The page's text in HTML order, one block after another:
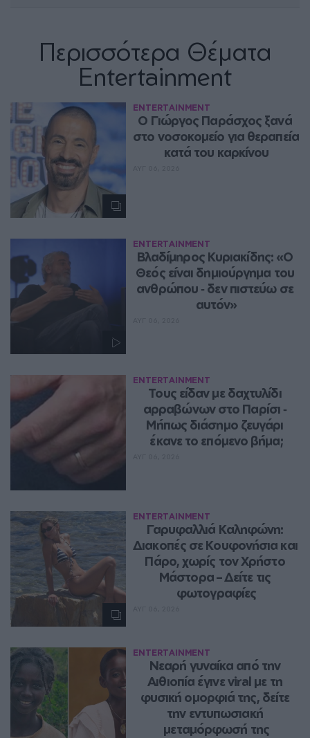
Περισσότερα Θέματα
Entertainment
ENTERTAINMENT
O Γιώργος Παράσχος ξανά
στο νοσοκομείο για θεραπεία
κατά του καρκίνου
ENTERTAINMENT
Βλαδίμηρος Κυριακίδης: «Ο
Θεός είναι δημιούργημα του
ανθρώπου ‑ δεν πιστεύω σε
αυτόν»
ENTERTAINMENT
Τους είδαν με δαχτυλίδι
αρραβώνων στο Παρίσι ‑
Μήπως διάσημο ζευγάρι
έκανε το επόμενο βήμα;
ENTERTAINMENT
Γαρυφαλλιά Καληφώνη:
Διακοπές σε Κουφονήσια και
Πάρο, χωρίς τον Χρήστο
Μάστορα – Δείτε τις
φωτογραφίες
ENTERTAINMENT
Νεαρή γυναίκα από την
Αιθιοπία έγινε viral με τη
φυσική ομορφιά της, δείτε
την εντυπωσιακή
μεταμόρφωσή της